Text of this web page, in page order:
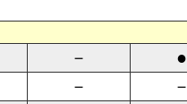
－ ●
－ －